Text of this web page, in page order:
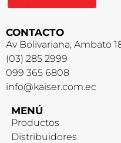
CONTACTO
Av Bolivariana, Ambato
(03) 285 2999
099 365 6808
info@kaiser.com.ec
MENÚ
Productos
Distribuidores